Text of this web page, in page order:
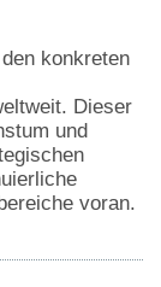
konkreten
Dieser
und
voran.